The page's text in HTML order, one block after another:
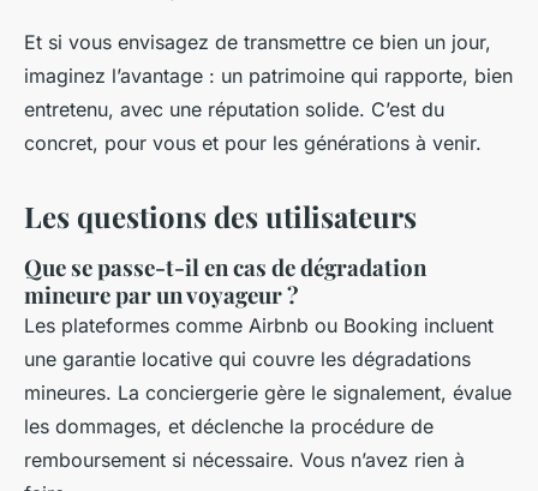
Et si vous envisagez de transmettre ce bien un jour,
imaginez l’avantage : un patrimoine qui rapporte, bien
entretenu, avec une réputation solide. C’est du
concret, pour vous et pour les générations à venir.
Les questions des utilisateurs
Que se passe-t-il en cas de dégradation
mineure par un voyageur ?
Les plateformes comme Airbnb ou Booking incluent
une garantie locative qui couvre les dégradations
mineures. La conciergerie gère le signalement, évalue
les dommages, et déclenche la procédure de
remboursement si nécessaire. Vous n’avez rien à